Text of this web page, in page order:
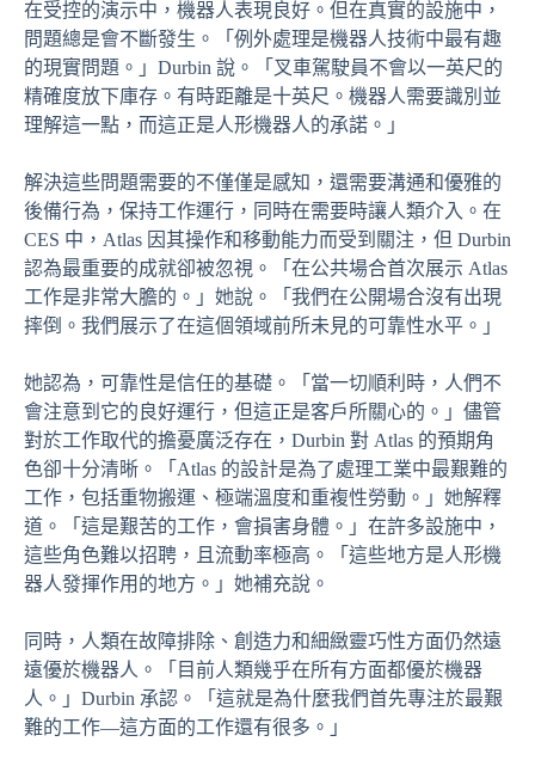
在受控的演示中，機器人表現良好。但在真實的設施中，
問題總是會不斷發生。「例外處理是機器人技術中最有趣
的現實問題。」Durbin 說。「叉車駕駛員不會以一英尺的
精確度放下庫存。有時距離是十英尺。機器人需要識別並
理解這一點，而這正是人形機器人的承諾。」
解決這些問題需要的不僅僅是感知，還需要溝通和優雅的
後備行為，保持工作運行，同時在需要時讓人類介入。在
CES 中，Atlas 因其操作和移動能力而受到關注，但 Durbin
認為最重要的成就卻被忽視。「在公共場合首次展示 Atlas
工作是非常大膽的。」她說。「我們在公開場合沒有出現
摔倒。我們展示了在這個領域前所未見的可靠性水平。」
她認為，可靠性是信任的基礎。「當一切順利時，人們不
會注意到它的良好運行，但這正是客戶所關心的。」儘管
對於工作取代的擔憂廣泛存在，Durbin 對 Atlas 的預期角
色卻十分清晰。「Atlas 的設計是為了處理工業中最艱難的
工作，包括重物搬運、極端溫度和重複性勞動。」她解釋
道。「這是艱苦的工作，會損害身體。」在許多設施中，
這些角色難以招聘，且流動率極高。「這些地方是人形機
器人發揮作用的地方。」她補充說。
同時，人類在故障排除、創造力和細緻靈巧性方面仍然遠
遠優於機器人。「目前人類幾乎在所有方面都優於機器
人。」Durbin 承認。「這就是為什麼我們首先專注於最艱
難的工作—這方面的工作還有很多。」